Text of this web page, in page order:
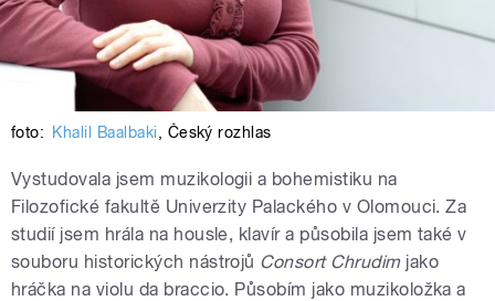
foto: Khalil Baalbaki, Český rozhlas
Vystudovala jsem muzikologii a bohemistiku na
Filozofické fakultě Univerzity Palackého v Olomouci. Za
studií jsem hrála na housle, klavír a působila jsem také v
souboru historických nástrojů Consort Chrudim jako
hráčka na violu da braccio. Působím jako muzikoložka a